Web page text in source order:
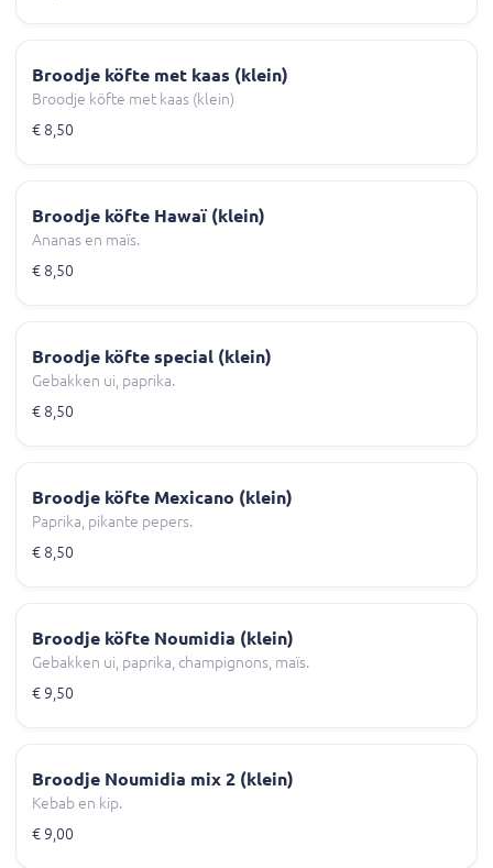
Broodje köfte met kaas (klein)
Broodje köfte met kaas (klein)
€ 8,50
Broodje köfte Hawaï (klein)
Ananas en maïs.
€ 8,50
Broodje köfte special (klein)
Gebakken ui, paprika.
€ 8,50
Broodje köfte Mexicano (klein)
Paprika, pikante pepers.
€ 8,50
Broodje köfte Noumidia (klein)
Gebakken ui, paprika, champignons, maïs.
€ 9,50
Broodje Noumidia mix 2 (klein)
Kebab en kip.
€ 9,00